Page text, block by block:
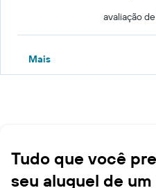
avaliação de
Mais
Tudo que você
seu aluguel de